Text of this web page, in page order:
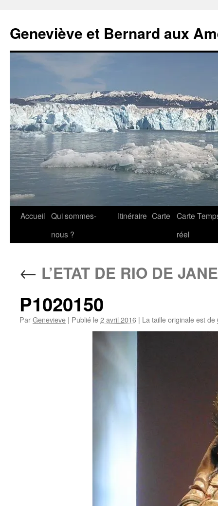
Geneviève et Bernard aux
Aller
Accueil Qui sommes-
nous ?
Itinéraire Carte
Carte
réel
← L’ETAT DE RIO DE
P1020150
ParGenevieve | Publié le2 avril 2016 | La taille originale est de